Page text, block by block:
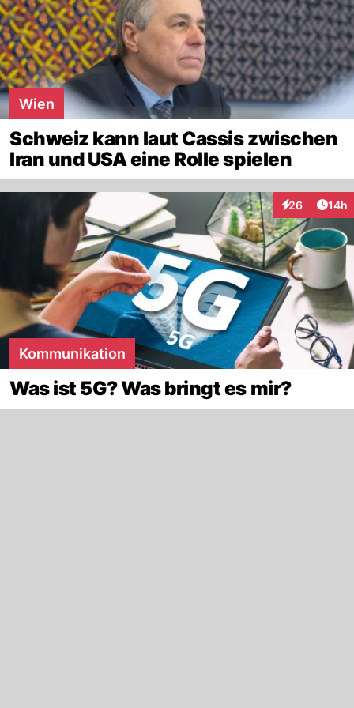
Wien
Schweiz kann laut Cassis zwischen
Iran und USA eine Rolle spielen
26
Interaktionen
14h
Kommunikation
Was ist 5G? Was bringt es mir?